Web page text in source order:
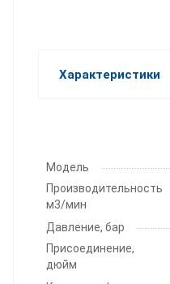
Характеристики
Модель
Производитель­ность
м3/мин
Давление, бар
Присоединение,
дюйм